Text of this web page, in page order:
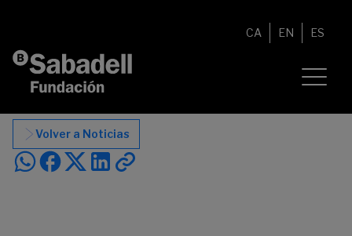
CA EN ES
Volver a Noticias